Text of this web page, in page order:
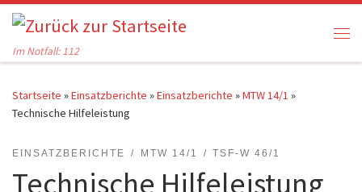
Zum Inhalt springen
Im Notfall: 112
Startseite »Einsatzberichte »Einsatzberichte »MTW 14/1 »
Technische Hilfeleistung
EINSATZBERICHTE MTW 14/1 TSF-W 46/1
Technische Hilfeleistung